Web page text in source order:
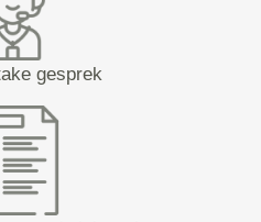
gesprek